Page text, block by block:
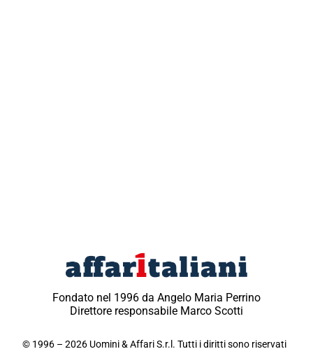
Fondato nel 1996 da Angelo Maria Perrino
Direttore responsabile Marco Scotti
© 1996 – 2026 Uomini & Affari S.r.l. Tutti i diritti sono riservati